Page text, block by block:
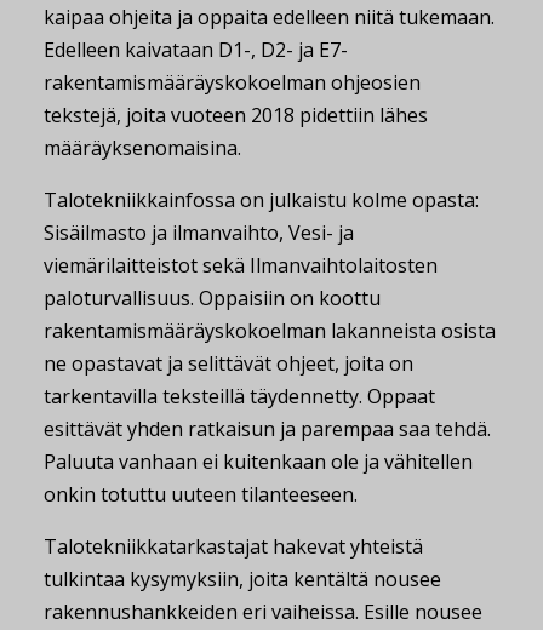
kaipaa ohjeita ja oppaita edelleen niitä tukemaan.
Edelleen kaivataan D1-, D2- ja E7-
rakentamismääräyskokoelman ohjeosien
tekstejä, joita vuoteen 2018 pidettiin lähes
määräyksenomaisina.
Talotekniikkainfossa on julkaistu kolme opasta:
Sisäilmasto ja ilmanvaihto, Vesi- ja
viemärilaitteistot sekä Ilmanvaihtolaitosten
paloturvallisuus. Oppaisiin on koottu
rakentamismääräyskokoelman lakanneista osista
ne opastavat ja selittävät ohjeet, joita on
tarkentavilla teksteillä täydennetty. Oppaat
esittävät yhden ratkaisun ja parempaa saa tehdä.
Paluuta vanhaan ei kuitenkaan ole ja vähitellen
onkin totuttu uuteen tilanteeseen.
Talotekniikkatarkastajat hakevat yhteistä
tulkintaa kysymyksiin, joita kentältä nousee
rakennushankkeiden eri vaiheissa. Esille nousee